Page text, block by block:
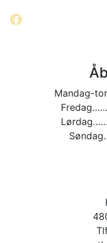
Facebook
Mandag-